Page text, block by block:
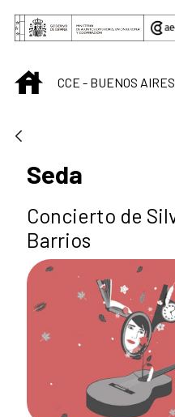
Saltar al contenido
INICIOCCE - BUENOS AIRES
Seda
Concierto de
Barrios